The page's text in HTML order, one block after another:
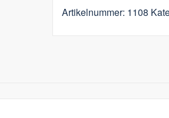
ECO
Artikelnummer: 1108